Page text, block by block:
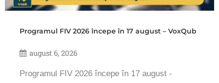
Programul FIV 2026 începe în 17 august – VoxQub
august 6, 2026
Programul FIV 2026 începe în 17 august -